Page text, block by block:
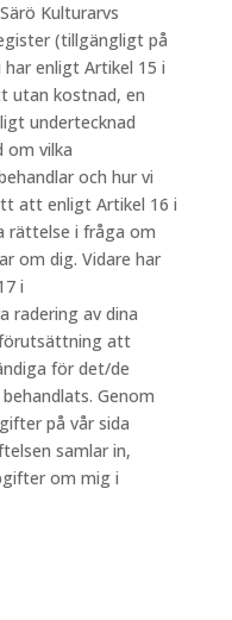
Kulturarvs
(tillgängligt på
enligt Artikel 15 i
utan kostnad, en
undertecknad
om vilka
och hur vi
att enligt Artikel 16 i
rättelse i fråga om
om dig. Vidare har
i
radering av dina
att
för det/de
Genom
på vår sida
samlar in,
om mig i